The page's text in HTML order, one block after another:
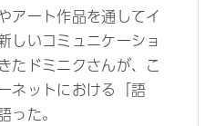
アート作品を通してイ
しいコミュニケーショ
たドミニクさんが、こ
ネットにおける「語
った。